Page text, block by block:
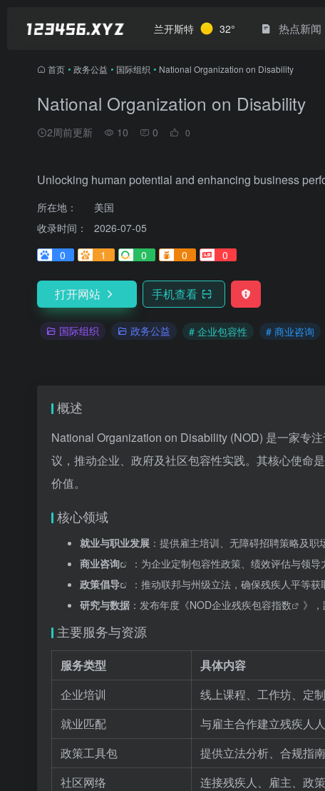
兰开斯特 32° 热点新闻
首页 • 政务公益 • 国际组织 • National Organization on Disability
National Organization on Disability
2周前更新 10 0 0
Unlocking human potential and enhancing business
所在地：
美国
收录时间：
2026-07-05
0
1 0 0 0
打开网站 手机查看
国际组织 政务公益 # 企业包容性 # 商业咨询
概述
National Organization on Disability (NOD) 是一家专
议，推动企业、政府及社区包容性实践。其核心使命
价值。
核心领域
就业与职业发展 ：提供雇主培训、无障碍招聘策略及职
商业咨询
：为企业定制包容性政策、绩效评估与领
政策倡导
：推动联邦与州级立法，确保残疾人平等获
研究与数据 ：发布年度《NOD企业残疾包容指数 》
主要服务与资源
服务类型
具体内容
企业培训
线上课程、工作坊、定
就业匹配
与雇主合作建立残疾人
政策工具包
提供立法分析、合规指
社区网络
连接残疾人、雇主、政